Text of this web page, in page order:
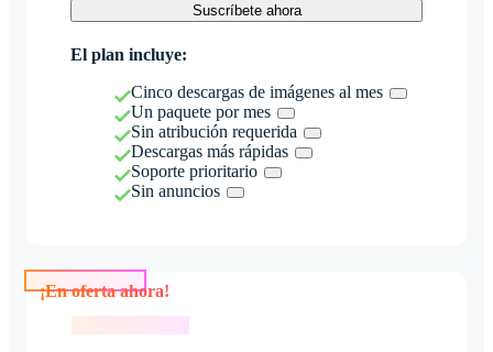
Suscríbete ahora
El plan incluye:
Cinco descargas de imágenes al mes
Un paquete por mes
Sin atribución requerida
Descargas más rápidas
Soporte prioritario
Sin anuncios